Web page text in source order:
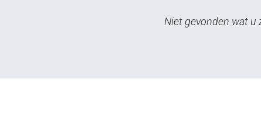
Niet gevonden wat u